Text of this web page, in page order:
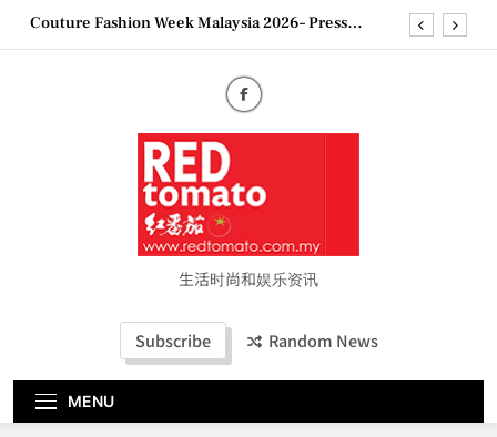
Skip“See Her Heal – 1,000 Untold Stories” 为马来西亚
Epson reinvents affordable printing with next-
generation EcoTank Series
Couture Fashion Week Malaysia 2026– Press
“See Her Heal – 1,000 Untold Stories” 为马来西亚
妈妈提供分享剖腹产复原历程的空间
2026 全国房地产大奖创历史纪录 见证马来西亚房
地产经纪行业蓬勃发展生活时尚和娱乐资讯
Subscribe Random News
MENU